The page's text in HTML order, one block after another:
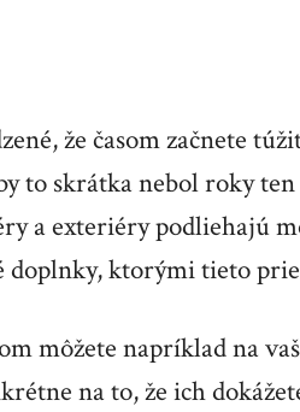
že časom začnete
to skrátka nebol roky
a exteriéry podliehajú
doplnky, ktorými tieto
môžete napríklad na
na to, že ich